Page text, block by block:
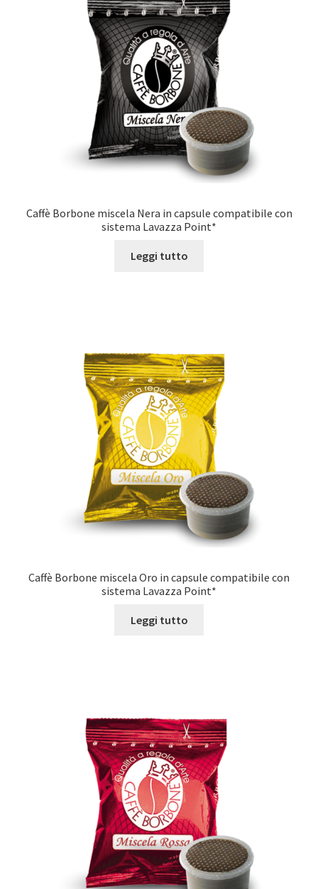
Caffè Borbone miscela Nera in capsule compatibile con
sistema Lavazza Point*
Leggi tutto
Caffè Borbone miscela Oro in capsule compatibile con
sistema Lavazza Point*
Leggi tutto